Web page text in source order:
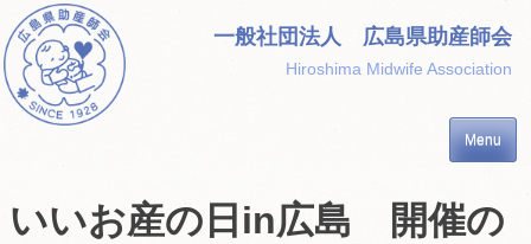
Skip
to
content
一般社団法人 広島県助産師会
Hiroshima Midwife Association
Menu
いいお産の日in広島 開催の